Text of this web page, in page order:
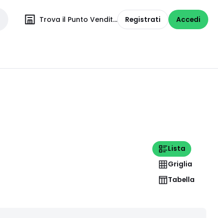
Trova il Punto Vendita Registrati Accedi
Lista
Griglia
Tabella